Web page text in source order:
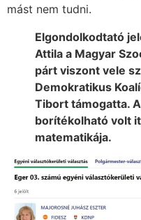
mást nem tudni.
Elgondolkodtató
Attila a Magyar
párt viszont vele
Demokratikus
Tibort támogatta.
borítékolható volt
matematikája.